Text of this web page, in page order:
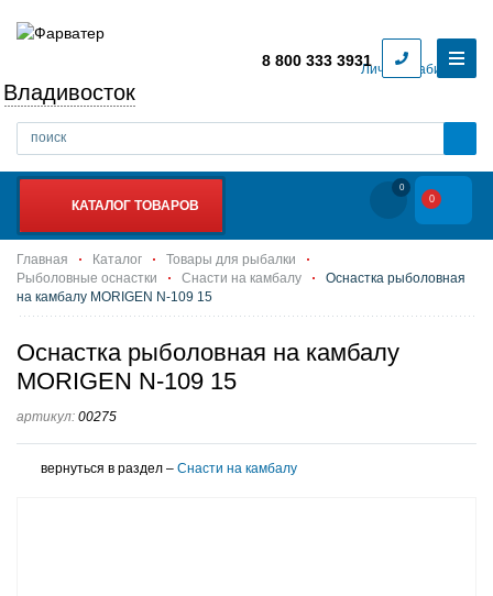
Личный кабинет
Владивосток
8 800 333 3931
КАТАЛОГ ТОВАРОВ
0
0
Главная Каталог
Товары для рыбалки
Рыболовные оснастки
Снасти на камбалу
Оснастка рыболовная
на камбалу MORIGEN N-109 15
Оснастка рыболовная на камбалу
MORIGEN N-109 15
артикул: 00275
вернуться в раздел – Снасти на камбалу